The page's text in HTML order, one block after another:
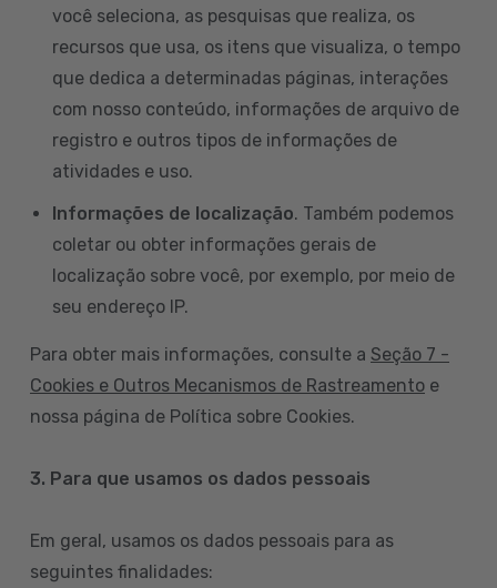
você seleciona, as pesquisas que realiza, os
recursos que usa, os itens que visualiza, o tempo
que dedica a determinadas páginas, interações
com nosso conteúdo, informações de arquivo de
registro e outros tipos de informações de
atividades e uso.
Informações de localização. Também podemos
coletar ou obter informações gerais de
localização sobre você, por exemplo, por meio de
seu endereço IP.
Para obter mais informações, consulte a Seção 7 -
Cookies e Outros Mecanismos de Rastreamento e
nossa página de Política sobre Cookies.
3. Para que usamos os dados pessoais
Em geral, usamos os dados pessoais para as
seguintes finalidades: